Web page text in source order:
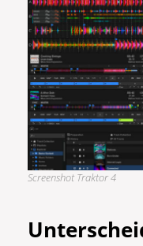
Screenshot Traktor 4